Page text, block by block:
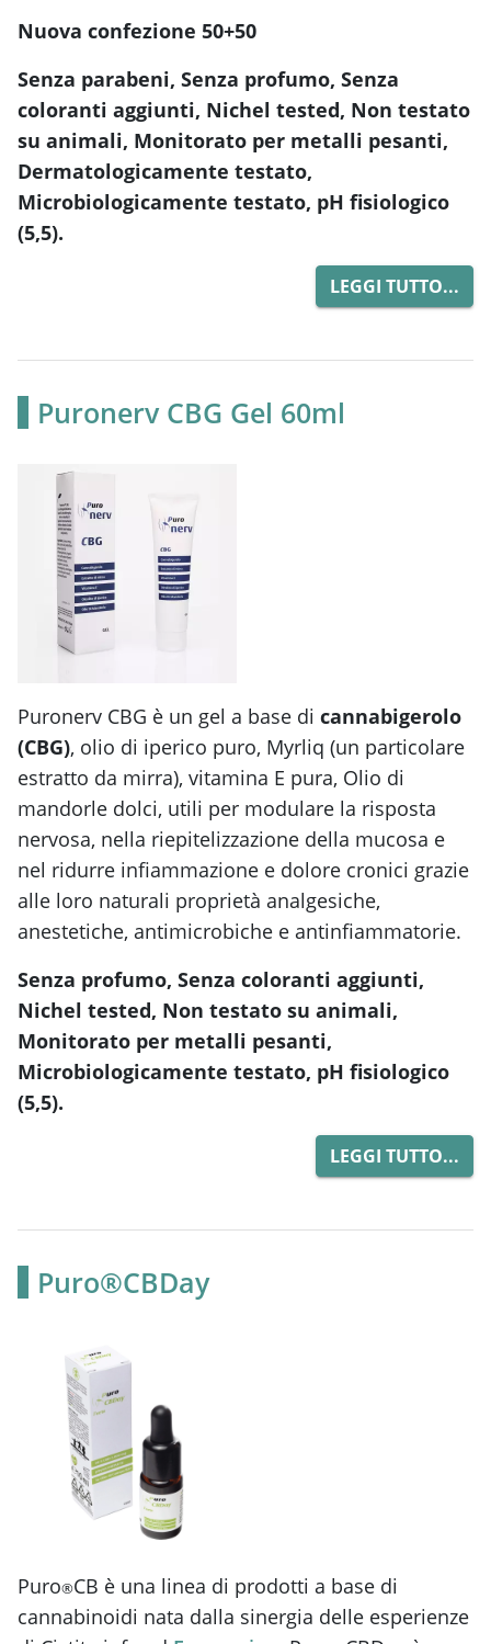
Nuova confezione 50+50
Senza parabeni, Senza profumo, Senza
coloranti aggiunti, Nichel tested, Non testato
su animali, Monitorato per metalli pesanti,
Dermatologicamente testato,
Microbiologicamente testato, pH fisiologico
(5,5).
LEGGI TUTTO...
Puronerv CBG Gel 60ml
Puronerv CBG è un gel a base di cannabigerolo
(CBG), olio di iperico puro, Myrliq (un particolare
estratto da mirra), vitamina E pura, Olio di
mandorle dolci, utili per modulare la risposta
nervosa, nella riepitelizzazione della mucosa e
nel ridurre infiammazione e dolore cronici grazie
alle loro naturali proprietà analgesiche,
anestetiche, antimicrobiche e antinfiammatorie.
Senza profumo, Senza coloranti aggiunti,
Nichel tested, Non testato su animali,
Monitorato per metalli pesanti,
Microbiologicamente testato, pH fisiologico
(5,5).
LEGGI TUTTO...
Puro®CBDay
Puro®CB è una linea di prodotti a base di
cannabinoidi nata dalla sinergia delle esperienze